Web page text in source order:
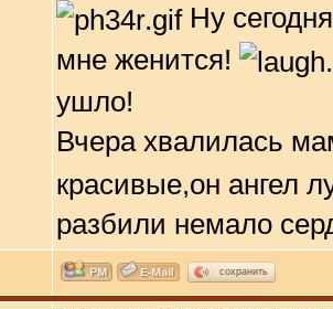
Ну
мне женится!
ушло!
Вчера хвалилась
красивые,он ангел
разбили немало
сохранить